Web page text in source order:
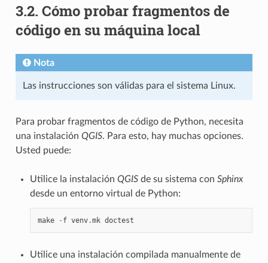
3.2. Cómo probar fragmentos de
código en su máquina local
Nota
Las instrucciones son válidas para el sistema Linux.
Para probar fragmentos de código de Python, necesita
una instalación QGIS. Para esto, hay muchas opciones.
Usted puede:
Utilice la instalación QGISde su sistema con Sphinx
desde un entorno virtual de Python:
make - f venv.mk doctest
Utilice una instalación compilada manualmente de